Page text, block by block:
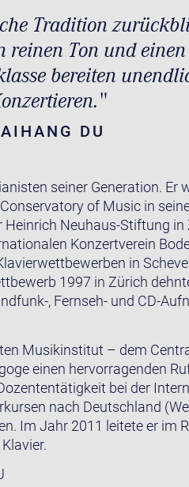
Tradition
reinen Ton und
bereiten
DU
seiner Generation. Er
of Music in
Heinrich Neuhaus-Stiftung in
Konzertverein
in
1997 in Zürich
, Fernseh- und CD-
Musikinstitut – dem
einen hervorragenden
bei der
nach Deutschland
Im Jahr 2011 leitete er im